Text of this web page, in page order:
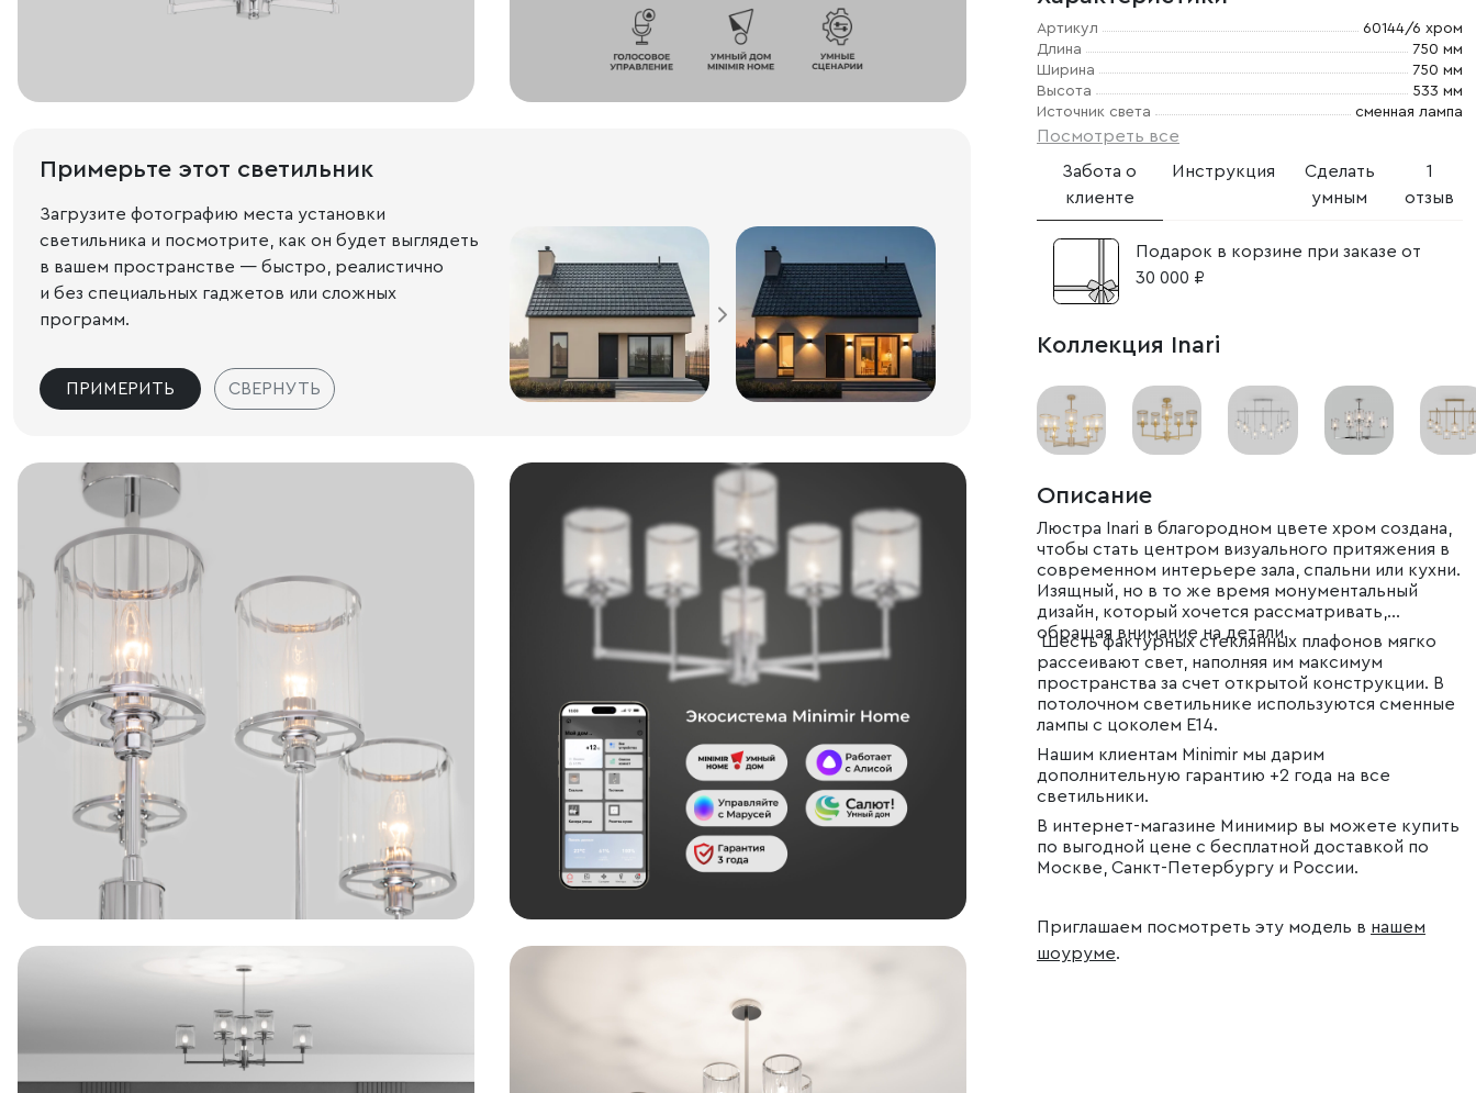
Примерьте этот светильник
Загрузите фотографию места установки
светильника и посмотрите, как он будет выглядеть
в вашем пространстве — быстро, реалистично
и без специальных гаджетов или сложных
программ.
ПРИМЕРИТЬ СВЕРНУТЬ
Артикул
60144/6 хром
Длина
750 мм
Ширина
750 мм
Высота
533 мм
Источник света
сменная лампа
Посмотреть все
Забота о
клиенте
Инструкция
Сделать
умным
1
отзыв
Подарок в корзине при заказе от
30 000 ₽
Коллекция Inari
Описание
Люстра Inari в благородном цвете хром создана,
чтобы стать центром визуального притяжения в
современном интерьере зала, спальни или кухни.
Изящный, но в то же время монументальный
дизайн, который хочется рассматривать,
обращая внимание на детали.
Шесть фактурных стеклянных плафонов мягко
рассеивают свет, наполняя им максимум
пространства за счет открытой конструкции. В
потолочном светильнике используются сменные
лампы с цоколем E14.
Нашим клиентам Minimir мы дарим
дополнительную гарантию +2 года на все
светильники.
В интернет-магазине Минимир вы можете купить
по выгодной цене с бесплатной доставкой по
Москве, Санкт-Петербургу и России.
Приглашаем посмотреть эту модель в нашем
шоуруме.